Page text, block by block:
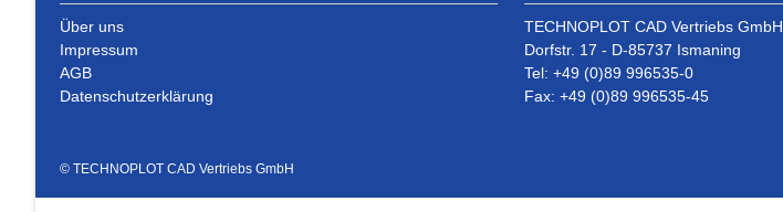
Über uns
Impressum
AGB
Datenschutzerklärung
TECHNOPLOT CAD Vertriebs GmbH
Dorfstr. 17 - D-85737 Ismaning
Tel: +49 (0)89 996535-0
Fax: +49 (0)89 996535-45
© TECHNOPLOT CAD Vertriebs GmbH